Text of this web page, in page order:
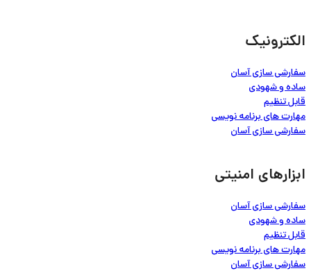
الکترونیک
سفارشی سازی آسان
ساده و شهودی
قابل تنظیم
مهارت های برنامه نویسی
سفارشی سازی آسان
ابزارهای امنیتی
سفارشی سازی آسان
ساده و شهودی
قابل تنظیم
مهارت های برنامه نویسی
سفارشی سازی آسان